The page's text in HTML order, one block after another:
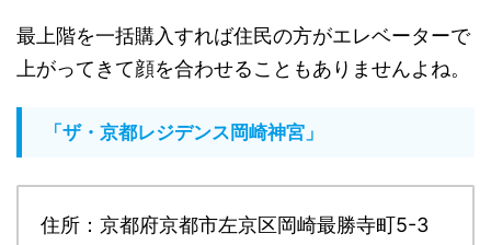
最上階を一括購入すれば住民の方がエレベーターで
上がってきて顔を合わせることもありませんよね。
「ザ・京都レジデンス岡崎神宮」
住所：京都府京都市左京区岡崎最勝寺町5-3